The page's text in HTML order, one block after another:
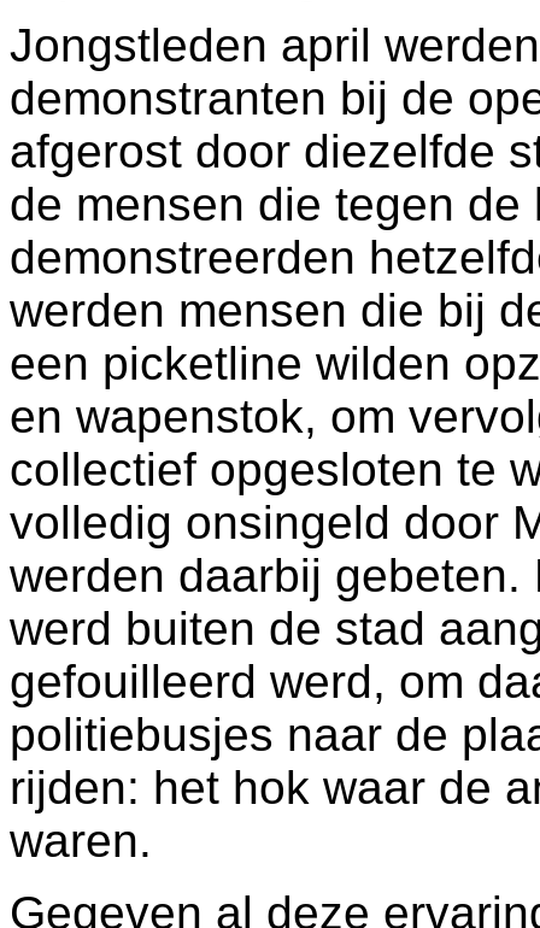
Jongstleden april
demonstranten bij de
afgerost door diezelfde
de mensen die tegen
demonstreerden
werden mensen die bij
een picketline wilden
en wapenstok, om
collectief opgesloten te
volledig onsingeld door
werden daarbij
werd buiten de stad
gefouilleerd werd, om
politiebusjes naar de
rijden: het hok waar de
waren.
Gegeven al deze